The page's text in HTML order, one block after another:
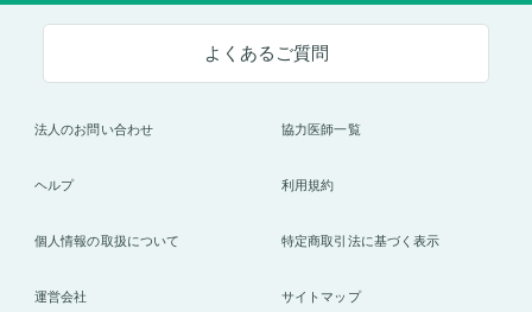
よくあるご質問
法人のお問い合わせ 協力医師一覧
ヘルプ 利用規約
個人情報の取扱について 特定商取引法に基づく表示
運営会社 サイトマップ